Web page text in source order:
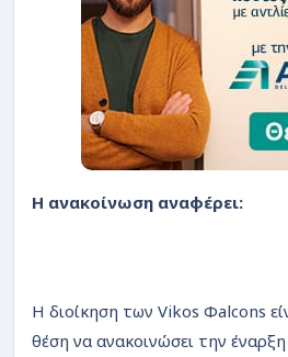
Η ανακοίνωση αναφέρει:
Η διοίκηση των Vikos Φalcons
θέση να ανακοινώσει την